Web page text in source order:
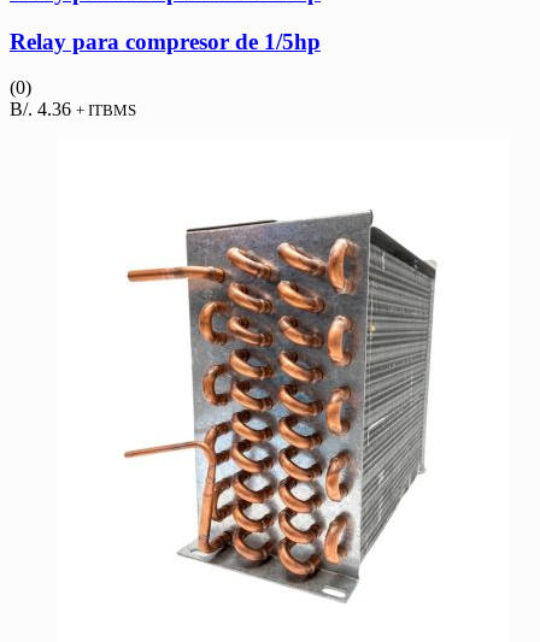
Relay para compresor de 1/5hp
(0)
B/. 4.36 + ITBMS